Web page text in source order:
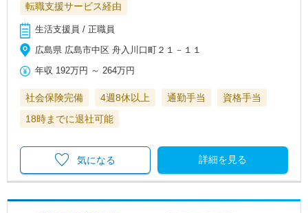
転職支援サービス経由
生活支援員 / 正職員
広島県 広島市中区 舟入川口町２１－１１
年収 192万円 ～264万円
社会保険完備 4週8休以上 通勤手当
資格手当
18時までに退社可能
詳細を見る
気になる